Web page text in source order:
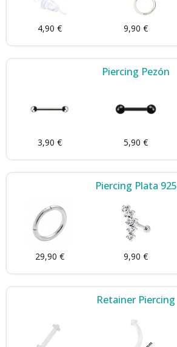
4,90 € 9,90 €
Piercing Pezón
3,90 € 5,90 €
Piercing Plata 925
29,90 € 9,90 €
Retainer Piercing